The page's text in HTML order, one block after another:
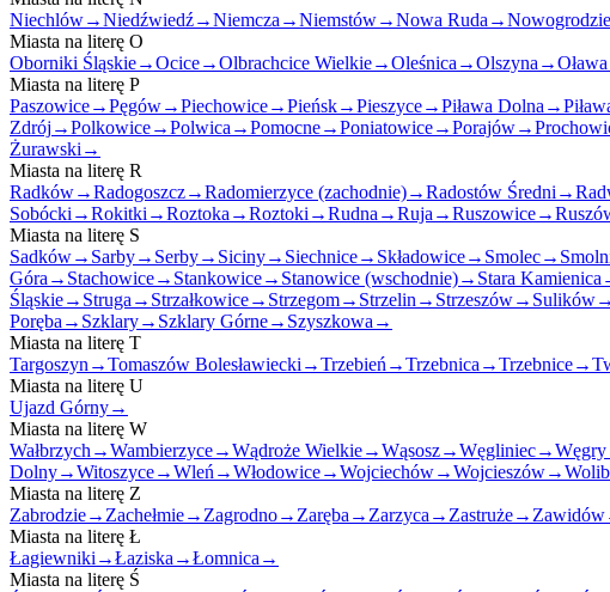
Niechlów→Niedźwiedź→Niemcza →Niemstów→Nowa Ruda →
Miasta na literę O
Oborniki Śląskie→Ocice→Olbrachcice Wielkie→Oleśnica →Olszyna →Oława
Miasta na literę P
Paszowice→Pęgów→Piechowice→Pieńsk→Pieszyce→Piława Dolna →
Zdrój →Polkowice→Polwica →Pomocne→Poniatowice→Porajów→
Żurawski →
Miasta na literę R
Radków→Radogoszcz→Radomierzyce (zachodnie)→Radostów Średni →
Sobócki →Rokitki →Roztoka →Roztoki →Rudna →Ruja →Ruszowice→
Miasta na literę S
Sadków→ Sarby→ Serby→ Siciny→ Siechnice→ Składowice→ Smolec→
Góra → Stachowice→ Stankowice→ Stanowice (wschodnie)→ Stara Kamienica
Śląskie→ Struga → Strzałkowice→ Strzegom→ Strzelin → Strzeszów→ Sulików→
Poręba → Szklary→ Szklary Górne→ Szyszkowa →
Miasta na literę T
Targoszyn →Tomaszów Bolesławiecki →Trzebień →Trzebnica →Trzebnice→
Miasta na literę U
Ujazd Górny→
Miasta na literę W
Wałbrzych →Wambierzyce→Wądroże Wielkie→Wąsosz→Węgliniec→Węgry
Dolny→Witoszyce→Wleń →Włodowice→Wojciechów→Wojcieszów→
Miasta na literę Z
Zabrodzie→ Zachełmie→ Zagrodno→ Zaręba → Zarzyca → Zastruże→ Zawidów
Miasta na literę Ł
Łagiewniki →Łaziska →Łomnica →
Miasta na literę Ś